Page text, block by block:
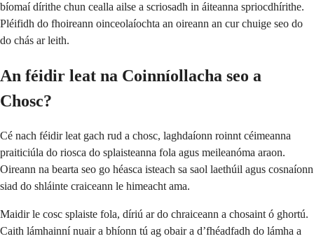
bíomaí dírithe chun cealla ailse a scriosadh in áiteanna spriocdhírithe.
Pléifidh do fhoireann oinceolaíochta an oireann an cur chuige seo do
do chás ar leith.
An féidir leat na Coinníollacha seo a
Chosc?
Cé nach féidir leat gach rud a chosc, laghdaíonn roinnt céimeanna
praiticiúla do riosca do splaisteanna fola agus meileanóma araon.
Oireann na bearta seo go héasca isteach sa saol laethúil agus cosnaíonn
siad do shláinte craiceann le himeacht ama.
Maidir le cosc splaiste fola, díriú ar do chraiceann a chosaint ó ghortú.
Caith lámhainní nuair a bhíonn tú ag obair a d’fhéadfadh do lámha a